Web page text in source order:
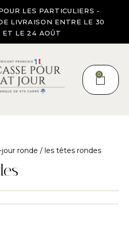
LES PARTICULIERS -
LIVRAISON ENTRE LE 30
ET LE 24 AOÛT
0
jour ronde / les têtes rondes